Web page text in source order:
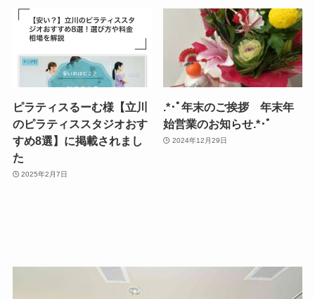
ピラティスるーむ様【立川
のピラティススタジオおす
すめ8選】に掲載されまし
た
2025年2月7日
.*･ﾟ年末のご挨拶 年末年
始営業のお知らせ.*･ﾟ
2024年12月29日